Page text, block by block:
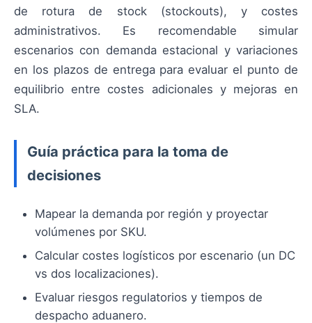
de rotura de stock (stockouts), y costes
administrativos. Es recomendable simular
escenarios con demanda estacional y variaciones
en los plazos de entrega para evaluar el punto de
equilibrio entre costes adicionales y mejoras en
SLA.
Guía práctica para la toma de
decisiones
Mapear la demanda por región y proyectar
volúmenes por SKU.
Calcular costes logísticos por escenario (un DC
vs dos localizaciones).
Evaluar riesgos regulatorios y tiempos de
despacho aduanero.